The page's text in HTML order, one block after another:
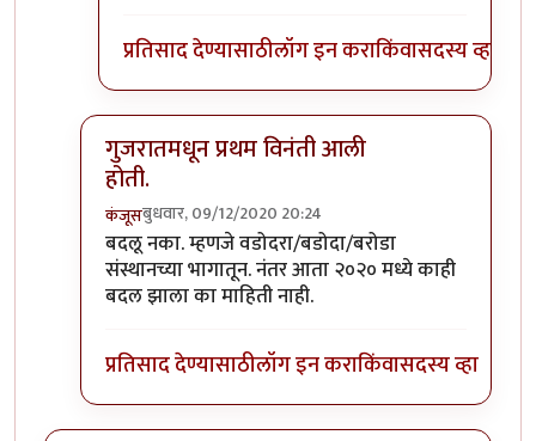
प्रतिसाद देण्यासाठीलॉग इन कराकिंवासदस्य व्हा
गुजरातमधून प्रथम विनंती आली
होती.
कंजूसबुधवार, 09/12/2020 20:24
In reply toमाथेरानची आहेच.byकंजूस
बदलू नका. म्हणजे वडोदरा/बडोदा/बरोडा
संस्थानच्या भागातून. नंतर आता २०२० मध्ये काही
बदल झाला का माहिती नाही.
प्रतिसाद देण्यासाठीलॉग इन कराकिंवासदस्य व्हा